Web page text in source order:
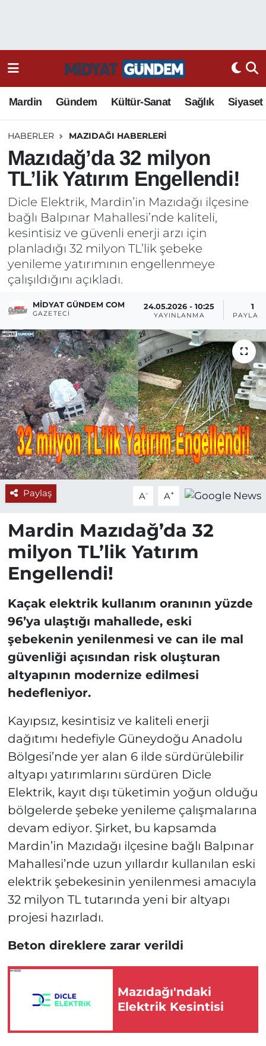
Mardin Gündem Kültür-Sanat Sağlık Siyaset
HABERLER MAZIDAĞI HABERLERI
Mazıdağ’da 32 milyon
TL’lik Yatırım Engellendi!
Dicle Elektrik, Mardin’in Mazıdağı ilçesine
bağlı Balpınar Mahallesi’nde kaliteli,
kesintisiz ve güvenli enerji arzı için
planladığı 32 milyon TL’lik şebeke
yenileme yatırımının engellenmeye
çalışıldığını açıkladı.
MIDYAT GÜNDEM COM
GAZETECI
24.05.2026 - 10:25
YAYINLANMA
1
Paylaş A- A+
Mardin Mazıdağ’da 32
milyon TL’lik Yatırım
Engellendi!
Kaçak elektrik kullanım oranının yüzde
96’ya ulaştığı mahallede, eski
şebekenin yenilenmesi ve can ile mal
güvenliği açısından risk oluşturan
altyapının modernize edilmesi
hedefleniyor.
Kayıpsız, kesintisiz ve kaliteli enerji
dağıtımı hedefiyle Güneydoğu Anadolu
Bölgesi’nde yer alan 6 ilde sürdürülebilir
altyapı yatırımlarını sürdüren Dicle
Elektrik, kayıt dışı tüketimin yoğun olduğu
bölgelerde şebeke yenileme çalışmalarına
devam ediyor. Şirket, bu kapsamda
Mardin’in Mazıdağı ilçesine bağlı Balpınar
Mahallesi’nde uzun yıllardır kullanılan eski
elektrik şebekesinin yenilenmesi amacıyla
32 milyon TL tutarında yeni bir altyapı
projesi hazırladı.
Beton direklere zarar verildi
Mazıdağı'ndaki
Elektrik Kesintisi